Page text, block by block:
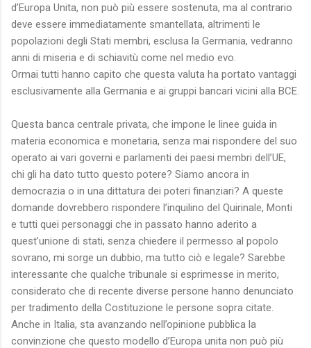
d’Europa Unita, non può più essere sostenuta, ma al contrario
deve essere immediatamente smantellata, altrimenti le
popolazioni degli Stati membri, esclusa la Germania, vedranno
anni di miseria e di schiavitù come nel medio evo.
Ormai tutti hanno capito che questa valuta ha portato vantaggi
esclusivamente alla Germania e ai gruppi bancari vicini alla BCE.
Questa banca centrale privata, che impone le linee guida in
materia economica e monetaria, senza mai rispondere del suo
operato ai vari governi e parlamenti dei paesi membri dell’UE,
chi gli ha dato tutto questo potere? Siamo ancora in
democrazia o in una dittatura dei poteri finanziari? A queste
domande dovrebbero rispondere l’inquilino del Quirinale, Monti
e tutti quei personaggi che in passato hanno aderito a
quest’unione di stati, senza chiedere il permesso al popolo
sovrano, mi sorge un dubbio, ma tutto ciò e legale? Sarebbe
interessante che qualche tribunale si esprimesse in merito,
considerato che di recente diverse persone hanno denunciato
per tradimento della Costituzione le persone sopra citate.
Anche in Italia, sta avanzando nell’opinione pubblica la
convinzione che questo modello d’Europa unita non può più